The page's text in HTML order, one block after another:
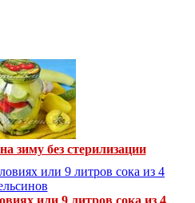
зиму без стерилизации
или 9 литров сока из 4